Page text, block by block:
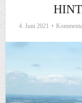
4. Juni 2021